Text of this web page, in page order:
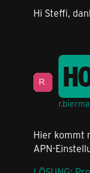
Hi Steffi,
Hier kommt
APN-